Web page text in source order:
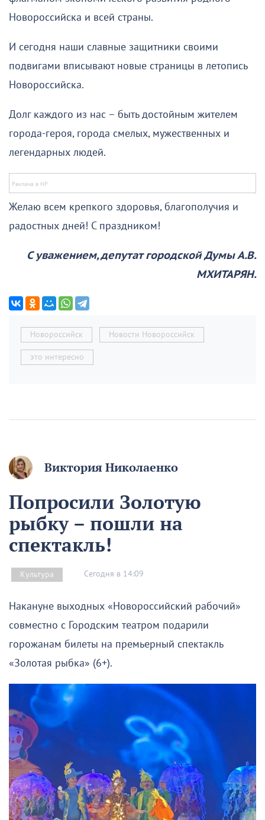
Новороссийска и всей страны.
И сегодня наши славные защитники своими
подвигами вписывают новые страницы в летопись
Новороссийска.
Долг каждого из нас – быть достойным жителем
города-героя, города смелых, мужественных и
легендарных людей.
Желаю всем крепкого здоровья, благополучия и
радостных дней! С праздником!
С уважением, депутат городской Думы А.В.
МХИТАРЯН.
Новороссийск Новости Новороссийск
это интересно
Виктория Николаенко
Попросили Золотую
рыбку – пошли на
спектакль!
Культура Сегодня в 14:09
Накануне выходных «Новороссийский рабочий»
совместно с Городским театром подарили
горожанам билеты на премьерный спектакль
«Золотая рыбка» (6+).